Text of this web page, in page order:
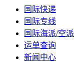
国际快递
国际专线
国际海派/空派
运单查询
新闻中心